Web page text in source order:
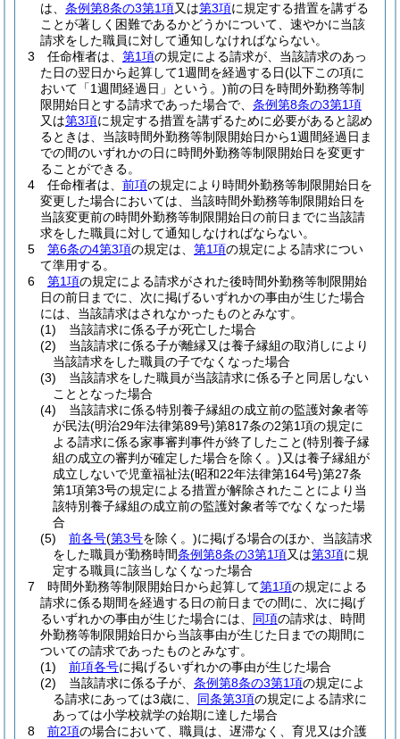
は、 条例第8条の3第1項又は第3項に規定する措置を講ずる
ことが著しく困難であるかどうかについて、速やかに当該
請求をした職員に対して通知しなければならない。
3
任命権者は、 第1項の規定による請求が、当該請求のあっ
た日の翌日から起算して1週間を経過する日(以下この項に
おいて「1週間経過日」という。)前の日を時間外勤務等制
限開始日とする請求であった場合で、 条例第8条の3第1項
又は第3項に規定する措置を講ずるために必要があると認め
るときは、当該時間外勤務等制限開始日から1週間経過日ま
での間のいずれかの日に時間外勤務等制限開始日を変更す
ることができる。
4
任命権者は、 前項の規定により時間外勤務等制限開始日を
変更した場合においては、当該時間外勤務等制限開始日を
当該変更前の時間外勤務等制限開始日の前日までに当該請
求をした職員に対して通知しなければならない。
5
第6条の4第3項の規定は、 第1項の規定による請求につい
て準用する。
6
第1項の規定による請求がされた後時間外勤務等制限開始
日の前日までに、次に掲げるいずれかの事由が生じた場合
には、当該請求はされなかったものとみなす。
(1)
当該請求に係る子が死亡した場合
(2)
当該請求に係る子が離縁又は養子縁組の取消しにより
当該請求をした職員の子でなくなった場合
(3)
当該請求をした職員が当該請求に係る子と同居しない
こととなった場合
(4)
当該請求に係る特別養子縁組の成立前の監護対象者等
が民法(明治29年法律第89号)第817条の2第1項の規定に
よる請求に係る家事審判事件が終了したこと(特別養子縁
組の成立の審判が確定した場合を除く。)又は養子縁組が
成立しないで児童福祉法(昭和22年法律第164号)第27条
第1項第3号の規定による措置が解除されたことにより当
該特別養子縁組の成立前の監護対象者等でなくなった場
合
(5)
前各号(第3号を除く。)に掲げる場合のほか、当該請求
をした職員が勤務時間条例第8条の3第1項又は第3項に規
定する職員に該当しなくなった場合
7
時間外勤務等制限開始日から起算して第1項の規定による
請求に係る期間を経過する日の前日までの間に、次に掲げ
るいずれかの事由が生じた場合には、 同項の請求は、時間
外勤務等制限開始日から当該事由が生じた日までの期間に
ついての請求であったものとみなす。
(1)
前項各号に掲げるいずれかの事由が生じた場合
(2)
当該請求に係る子が、 条例第8条の3第1項の規定によ
る請求にあっては3歳に、 同条第3項の規定による請求に
あっては小学校就学の始期に達した場合
8
前2項の場合において、職員は、遅滞なく、育児又は介護